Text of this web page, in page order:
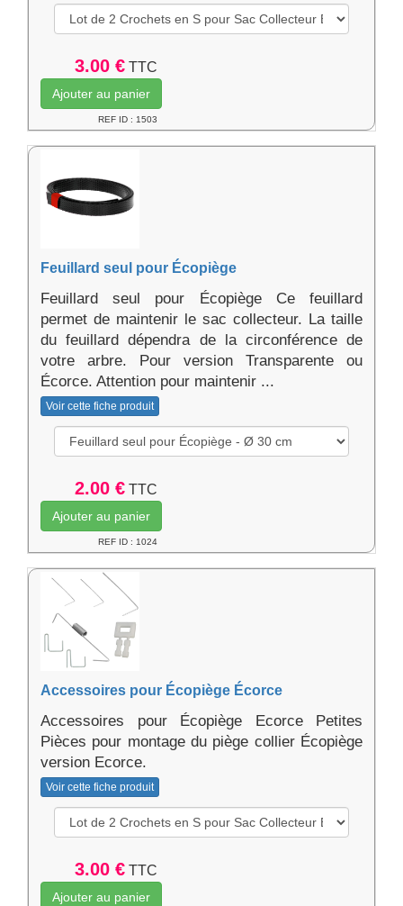
3.00 € TTC
Ajouter au panier
REF ID : 1503
Feuillard seul pour Écopiège
Feuillard seul pour Écopiège Ce feuillard
permet de maintenir le sac collecteur. La taille
du feuillard dépendra de la circonférence de
votre arbre. Pour version Transparente ou
Écorce. Attention pour maintenir ...
Voir cette fiche produit
2.00 € TTC
Ajouter au panier
REF ID : 1024
Accessoires pour Écopiège Écorce
Accessoires pour Écopiège Ecorce Petites
Pièces pour montage du piège collier Écopiège
version Ecorce.
Voir cette fiche produit
3.00 € TTC
Ajouter au panier